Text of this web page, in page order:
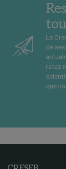
Le
de
ratez
que